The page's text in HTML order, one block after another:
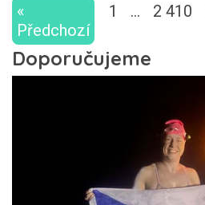
«
Předchozí
1 … 2 410